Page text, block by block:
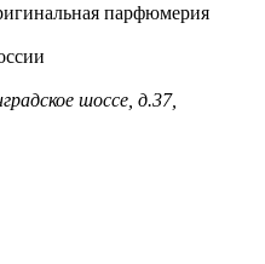
парфюмерия
шоссе, д.37,